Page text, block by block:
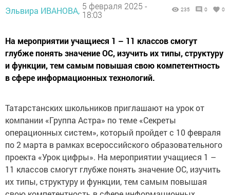
Эльвира ИВАНОВА, 5 февраля 2025 -
18:03
235 0 0
На мероприятии учащиеся 1 – 11 классов смогут
глубже понять значение ОС, изучить их типы, структуру
и функции, тем самым повышая свою компетентность
в сфере информационных технологий.
Татарстанских школьников приглашают на урок от
компании «Группа Астра» по теме «Секреты
операционных систем», который пройдет с 10 февраля
по 2 марта в рамках всероссийского образовательного
проекта «Урок цифры». На мероприятии учащиеся 1 –
11 классов смогут глубже понять значение ОС, изучить
их типы, структуру и функции, тем самым повышая